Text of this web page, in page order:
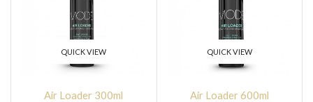
QUICK VIEW
Air Loader 300ml
QUICK VIEW
Air Loader 600ml